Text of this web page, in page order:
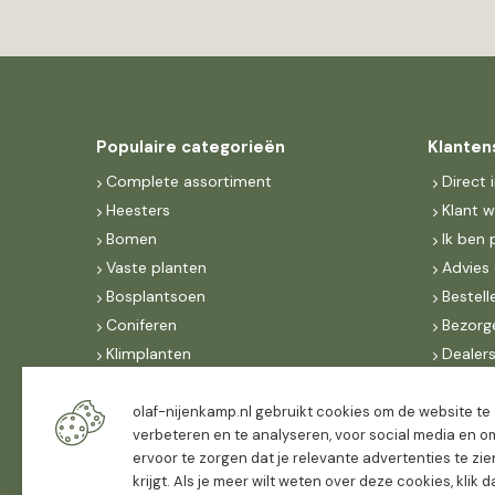
Populaire categorieën
Complete assortiment
Heesters
Bomen
Vaste planten
Bosplantsoen
Coniferen
Klimplanten
Dak, lei- & vormbomen
Dealers
Direct
Klant
Ik ben
Dealers
FAQ
olaf-nijenkamp.nl gebruikt cookies om de website te
verbeteren en te analyseren, voor social media en
ervoor te zorgen dat je relevante advertenties te
krijgt. Als je meer wilt weten over deze cookies, klik